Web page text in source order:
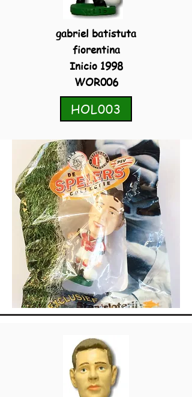
gabriel batistuta
fiorentina
Inicio 1998
WOR006
HOL003